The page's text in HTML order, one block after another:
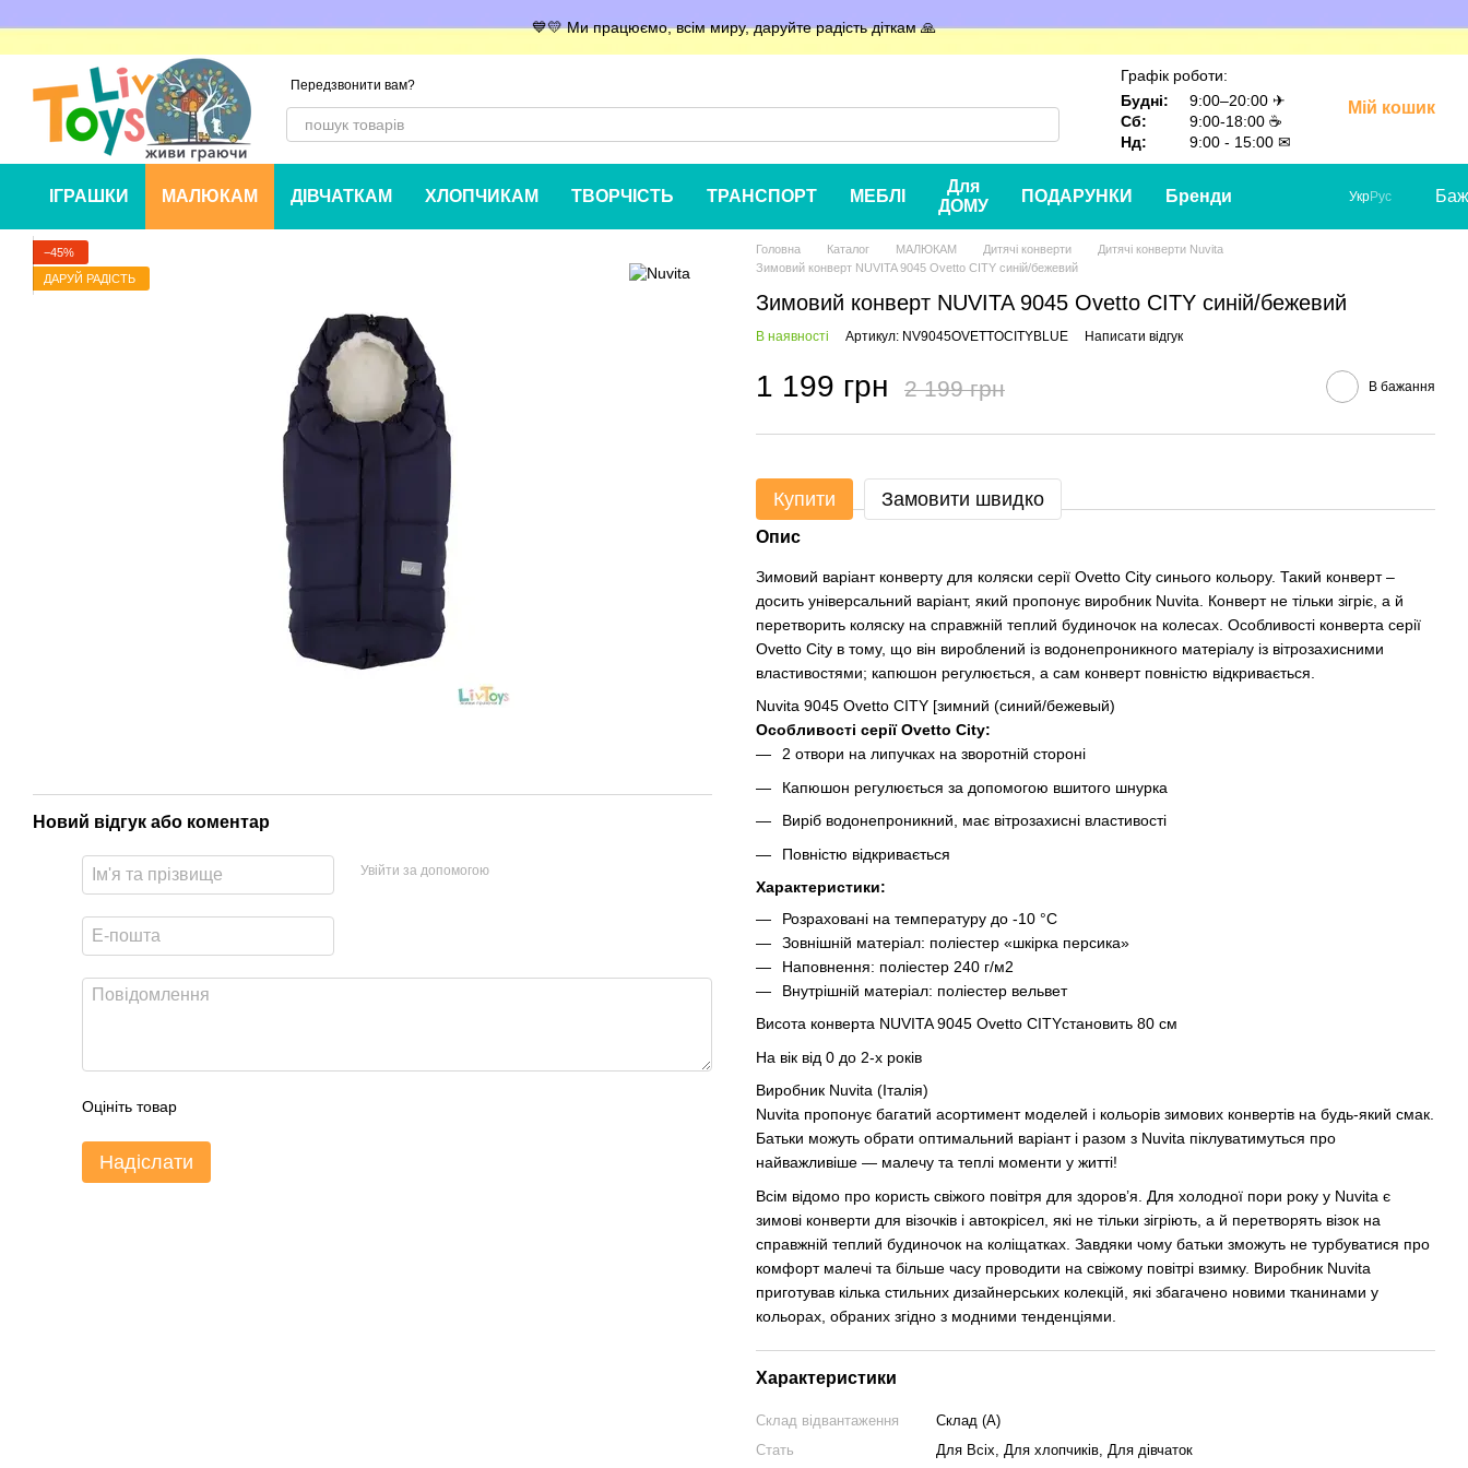
💙💛 Ми працюємо, всім миру, даруйте радість діткам 🙏
Передзвонити вам?
Графік роботи:
Будні:
9:00–20:00 ✈
Сб:
9:00-18:00 ☕
Нд:
9:00 - 15:00 ✉
Мій кошик
ІГРАШКИ МАЛЮКАМ ДІВЧАТКАМ ХЛОПЧИКАМ ТВОРЧІСТЬ ТРАНСПОРТ МЕБЛІ
Для
ДОМУ
ПОДАРУНКИ Бренди УкрРус
−45%
ДАРУЙ РАДІСТЬ
Новий відгук або коментар
Увійти за допомогою
Оцініть товар
Надіслати
Головна Каталог МАЛЮКАМ Дитячі конверти
Дитячі конверти Nuvita
Зимовий конверт NUVITA 9045 Ovetto CITY синій/бежевий
Зимовий конверт NUVITA 9045 Ovetto CITY синій/бежевий
В наявності Артикул: NV9045OVETTOCITYBLUE Написати відгук
1 199 грн 2 199 грн В бажання
Купити Замовити швидко
Опис
Зимовий варіант конверту для коляски серії Ovetto City синього кольору. Такий конверт –
досить універсальний варіант, який пропонує виробник Nuvita. Конверт не тільки зігріє, а й
перетворить коляску на справжній теплий будиночок на колесах. Особливості конверта серії
Ovetto City в тому, що він вироблений із водонепроникного матеріалу із вітрозахисними
властивостями; капюшон регулюється, а сам конверт повністю відкривається.
Nuvita 9045 Ovetto CITY [зимний (синий/бежевый)
Особливості серіїOvetto City:
2 отвори на липучках на зворотній стороні
Капюшон регулюється за допомогою вшитого шнурка
Виріб водонепроникний, має вітрозахисні властивості
Повністю відкривається
Характеристики:
Розраховані на температуру до -10 °C
Зовнішній матеріал: поліестер «шкірка персика»
Наповнення: поліестер 240 г/м2
Внутрішній матеріал: поліестер вельвет
Висота конверта NUVITA 9045 Ovetto CITYстановить 80 см
На вік від 0 до 2-х років
Виробник Nuvita (Італія)
Nuvita пропонує багатий асортимент моделей і кольорів зимових конвертів на будь-який смак.
Батьки можуть обрати оптимальний варіант і разом з Nuvita піклуватимуться про
найважливіше — малечу та теплі моменти у житті!
Всім відомо про користь свіжого повітря для здоров’я. Для холодної пори року у Nuvita є
зимові конверти для візочків і автокрісел, які не тільки зігріють, а й перетворять візок на
справжній теплий будиночок на коліщатках. Завдяки чому батьки зможуть не турбуватися про
комфорт малечі та більше часу проводити на свіжому повітрі взимку. Виробник Nuvita
приготував кілька стильних дизайнерських колекцій, які збагачено новими тканинами у
кольорах, обраних згідно з модними тенденціями.
Характеристики
Склад відвантаження
Склад (А)
Стать
Для Всіх, Для хлопчиків, Для дівчаток